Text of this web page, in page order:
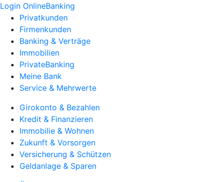
Login OnlineBanking
Privatkunden
Firmenkunden
Banking & Verträge
Immobilien
PrivateBanking
Meine Bank
Service & Mehrwerte
Girokonto & Bezahlen
Kredit & Finanzieren
Immobilie & Wohnen
Zukunft & Vorsorgen
Versicherung & Schützen
Geldanlage & Sparen